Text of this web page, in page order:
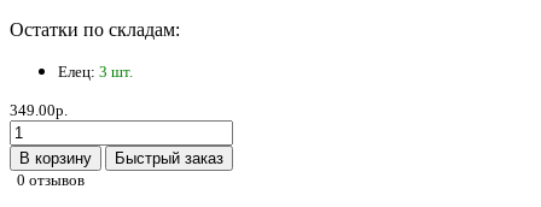
Остатки по складам:
Елец: 3 шт.
349.00р.
В корзину
Быстрый заказ
0 отзывов